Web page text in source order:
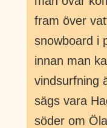
fram över
snowboard i
innan man
vindsurfning
sägs vara
söder om